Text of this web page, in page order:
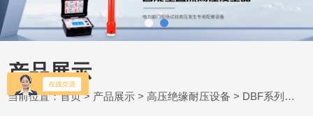
产品展示
当前位置：首页> 产品展示 >高压绝缘耐压设备 > DBF系列多倍频感应耐压